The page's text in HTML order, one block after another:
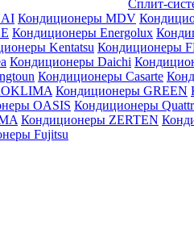
Сплит-
Кондиционеры MDV
Кондиционеры Energolux
Kentatsu Кондиционеры
Кондиционеры Daichi
Кондиционеры Casarte
Кондиционеры GREEN
OASIS Кондиционеры
Кондиционеры ZERTEN
Fujitsu